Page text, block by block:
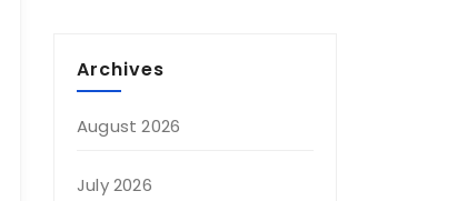
Archives
August 2026
July 2026